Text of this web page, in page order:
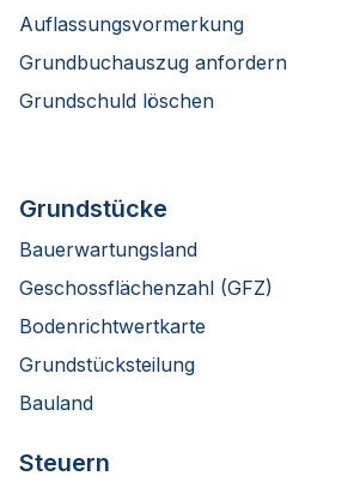
Auflassungsvormerkung
Grundbuchauszug anfordern
Grundschuld löschen
Grundstücke
Bauerwartungsland
Geschossflächenzahl (GFZ)
Bodenrichtwertkarte
Grundstücksteilung
Bauland
Steuern